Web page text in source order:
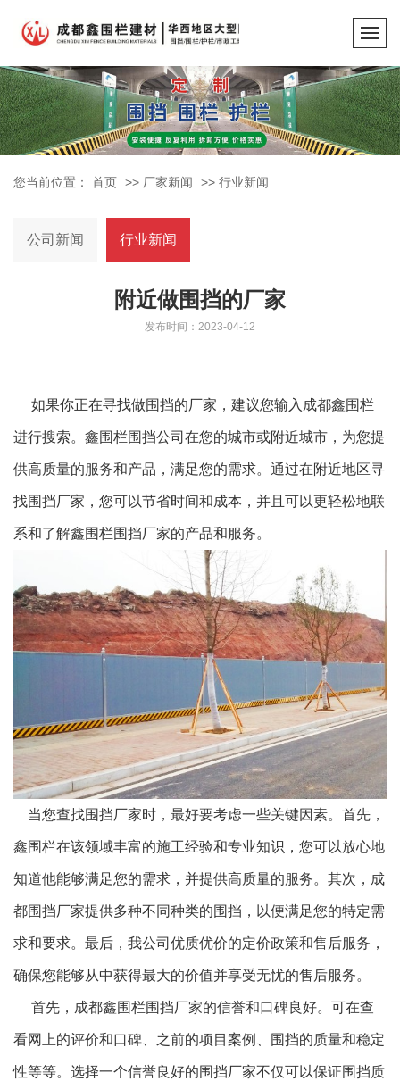
您当前位置： 首页 >> 厂家新闻 >> 行业新闻
公司新闻 行业新闻
附近做围挡的厂家
发布时间：2023-04-12
如果你正在寻找做围挡的厂家，建议您输入成都鑫围栏
进行搜索。鑫围栏围挡公司在您的城市或附近城市，为您提
供高质量的服务和产品，满足您的需求。通过在附近地区寻
找围挡厂家，您可以节省时间和成本，并且可以更轻松地联
系和了解鑫围栏围挡厂家的产品和服务。
当您查找围挡厂家时，最好要考虑一些关键因素。首先，
鑫围栏在该领域丰富的施工经验和专业知识，您可以放心地
知道他能够满足您的需求，并提供高质量的服务。其次，成
都围挡厂家提供多种不同种类的围挡，以便满足您的特定需
求和要求。最后，我公司优质优价的定价政策和售后服务，
确保您能够从中获得最大的价值并享受无忧的售后服务。
首先，成都鑫围栏围挡厂家的信誉和口碑良好。可在查
看网上的评价和口碑、之前的项目案例、围挡的质量和稳定
性等等。选择一个信誉良好的围挡厂家不仅可以保证围挡质